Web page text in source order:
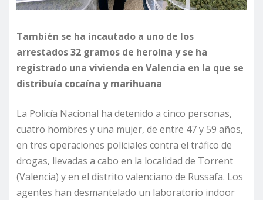
También se ha incautado a uno de los
arrestados 32 gramos de heroína y se ha
registrado una vivienda en Valencia en la que se
distribuía cocaína y marihuana
La Policía Nacional ha detenido a cinco personas,
cuatro hombres y una mujer, de entre 47 y 59 años,
en tres operaciones policiales contra el tráfico de
drogas, llevadas a cabo en la localidad de Torrent
(Valencia) y en el distrito valenciano de Russafa. Los
agentes han desmantelado un laboratorio indoor